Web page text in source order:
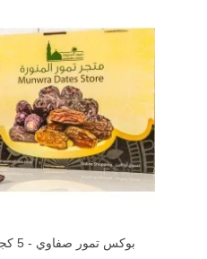
بوكس تمور صفاوي - 5 كجم - 990301